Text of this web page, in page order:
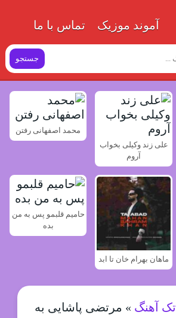
آموند موزیک تماس با ما
جستجو
علی زند وکیلی بخواب
آروم
محمد اصفهانی رفتن
ماهان بهرام خان تا ابد
حامیم قلبمو پس به من
بده
تک آهنگ » مرتضی پاشایی به